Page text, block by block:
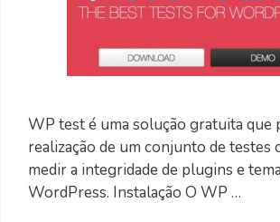
WP test é uma solução gratuita que
realização de um conjunto de testes
medir a integridade de plugins e
WordPress. Instalação O WP …